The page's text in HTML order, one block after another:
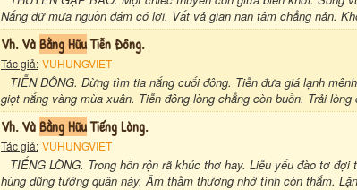
Nắng dữ mưa nguồn dám có lơi. Vất vả gian nan tâm chẳng nản.
Vh. VàBằng HữuTiễn Đông.
Tác giả: VUHUNGVIET
TIỄN ĐÔNG. Đừng tìm tia nắng cuối đông. Tiễn đưa giá lạnh
giọt nắng vàng mùa xuân. Tiễn đông lòng chẳng còn buồn. Trải
Vh. VàBằng HữuTiếng Lòng.
Tác giả: VUHUNGVIET
TIẾNG LÒNG. Trong hồn rộn rã khúc thơ hay. Liễu yếu đào tơ
hùng dũng tướng quân này. Âm thầm thương nhớ tình còn thắm.